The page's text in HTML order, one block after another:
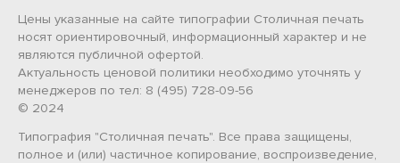
Цены указанные на сайте типографии Столичная печать
носят ориентировочный, информационный характер и не
являются публичной офертой.
Актуальность ценовой политики необходимо уточнять у
менеджеров по тел: 8 (495) 728-09-56
© 2024
Типография "Столичная печать". Все права защищены,
полное и (или) частичное копирование, воспроизведение,